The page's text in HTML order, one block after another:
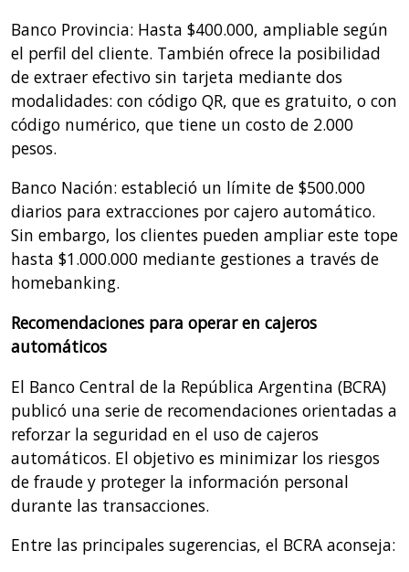
Banco Provincia: Hasta $400.000, ampliable según
el perfil del cliente. También ofrece la posibilidad
de extraer efectivo sin tarjeta mediante dos
modalidades: con código QR, que es gratuito, o con
código numérico, que tiene un costo de 2.000
pesos.
Banco Nación: estableció un límite de $500.000
diarios para extracciones por cajero automático.
Sin embargo, los clientes pueden ampliar este tope
hasta $1.000.000 mediante gestiones a través de
homebanking.
Recomendaciones para operar en cajeros
automáticos
El Banco Central de la República Argentina (BCRA)
publicó una serie de recomendaciones orientadas a
reforzar la seguridad en el uso de cajeros
automáticos. El objetivo es minimizar los riesgos
de fraude y proteger la información personal
durante las transacciones.
Entre las principales sugerencias, el BCRA aconseja: